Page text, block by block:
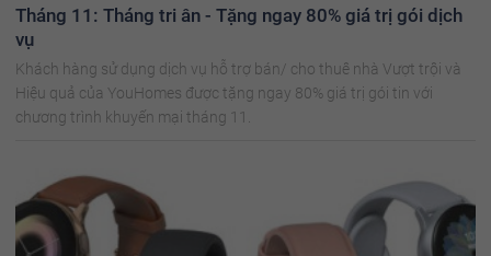
Tháng 11: Tháng tri ân - Tặng ngay 80% giá trị gói dịch
vụ
Khách hàng sử dụng dịch vụ hỗ trợ bán/ cho thuê nhà Vượt trội và
Hiệu quả của YouHomes được tặng ngay 80% giá trị gói tin với
chương trình khuyến mại tháng 11.